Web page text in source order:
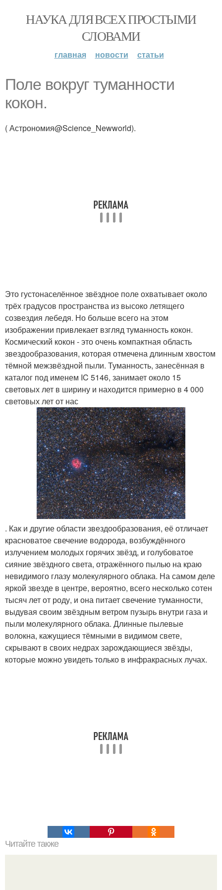
НАУКА ДЛЯ ВСЕХ ПРОСТЫМИ
СЛОВАМИ
главная новости статьи
Поле вокруг туманности
кокон.
( Астрономия@Science_Newworld).
Это густонаселённое звёздное поле охватывает около
трёх градусов пространства из высоко летящего
созвездия лебедя. Но больше всего на этом
изображении привлекает взгляд туманность кокон.
Космический кокон - это очень компактная область
звездообразования, которая отмечена длинным хвостом
тёмной межзвёздной пыли. Туманность, занесённая в
каталог под именем IC 5146, занимает около 15
световых лет в ширину и находится примерно в 4 000
световых лет от нас
. Как и другие области звездообразования, её отличает
красноватое свечение водорода, возбуждённого
излучением молодых горячих звёзд, и голубоватое
сияние звёздного света, отражённого пылью на краю
невидимого глазу молекулярного облака. На самом деле
яркой звезде в центре, вероятно, всего несколько сотен
тысяч лет от роду, и она питает свечение туманности,
выдувая своим звёздным ветром пузырь внутри газа и
пыли молекулярного облака. Длинные пылевые
волокна, кажущиеся тёмными в видимом свете,
скрывают в своих недрах зарождающиеся звёзды,
которые можно увидеть только в инфракрасных лучах.
Читайте также